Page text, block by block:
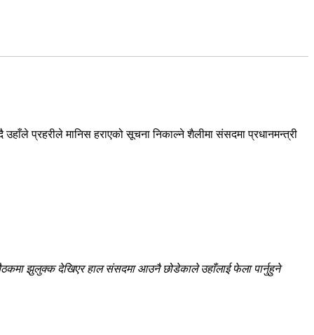
प्रहरीले मानिस हराएको सूचना निकाल्ने शैलीमा संसदमा प्रधानमन्त्री
झुलुक्क देखिएर हाल संसदमा आउनै छोडेकाले उहाँलाई फेला पार्नुहुने